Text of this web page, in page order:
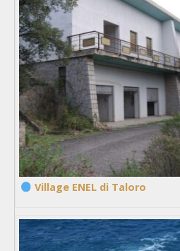
Village ENEL di Taloro